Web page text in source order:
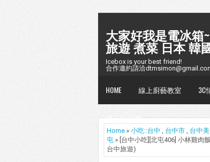
大家好我是電冰箱
旅遊 煮菜 日本 韓
Icebox is your best friend!
合作邀約請洽
HOME 線上廚藝教室 3C
懶人包台灣
Home » 小吃::台中 , 台中市 , 台中
屯 » [台中小吃][北屯406] 小林雞肉
台中旅遊)